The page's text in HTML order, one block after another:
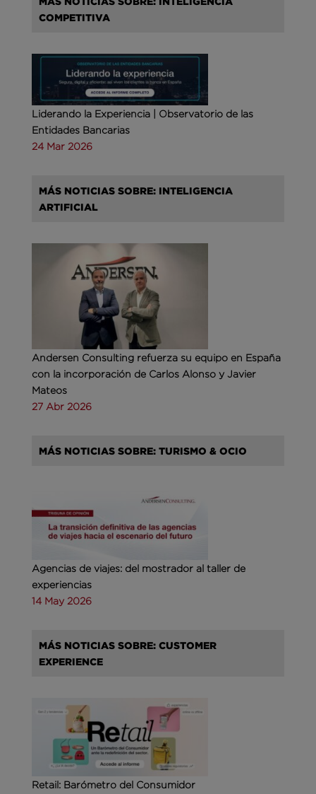
COMPETITIVA
Liderando la Experiencia | Observatorio de las
Entidades Bancarias
24 Mar 2026
MÁS NOTICIAS SOBRE: INTELIGENCIA
ARTIFICIAL
Andersen Consulting refuerza su equipo en España
con la incorporación de Carlos Alonso y Javier
Mateos
27 Abr 2026
MÁS NOTICIAS SOBRE: TURISMO & OCIO
Agencias de viajes: del mostrador al taller de
experiencias
14 May 2026
MÁS NOTICIAS SOBRE: CUSTOMER
EXPERIENCE
Retail: Barómetro del Consumidor